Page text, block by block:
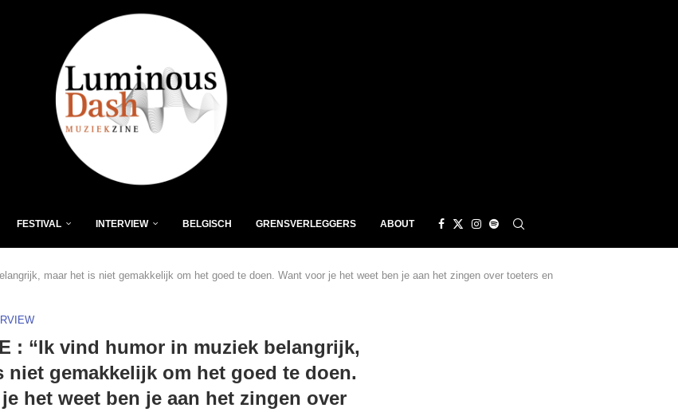
FESTIVAL INTERVIEW BELGISCH GRENSVERLEGGERS ABOUT
maar het is niet gemakkelijk om het goed te doen. Want voor je het weet ben je aan het zingen over toeters en
: “Ik vind humor in muziek belangrijk,
niet gemakkelijk om het goed te doen.
het weet ben je aan het zingen over